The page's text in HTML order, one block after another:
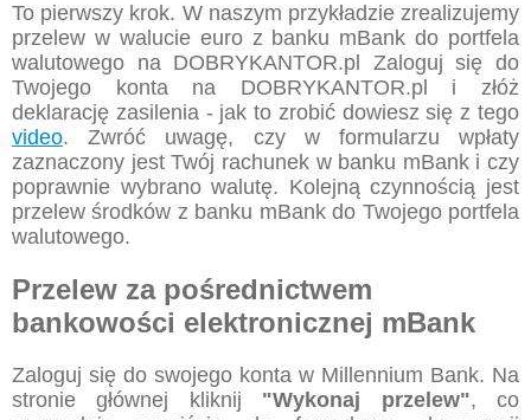
To pierwszy krok. W naszym przykładzie zrealizujemy
przelew w walucie euro z banku mBank do portfela
walutowego na DOBRYKANTOR.pl Zaloguj się do
Twojego konta na DOBRYKANTOR.pl i złóż
deklarację zasilenia - jak to zrobić dowiesz się z tego
video. Zwróć uwagę, czy w formularzu wpłaty
zaznaczony jest Twój rachunek w banku mBank i czy
poprawnie wybrano walutę. Kolejną czynnością jest
przelew środków z banku mBank do Twojego portfela
walutowego.
Przelew za pośrednictwem
bankowości elektronicznej mBank
Zaloguj się do swojego konta w Millennium Bank. Na
stronie głównej kliknij "Wykonaj przelew", co